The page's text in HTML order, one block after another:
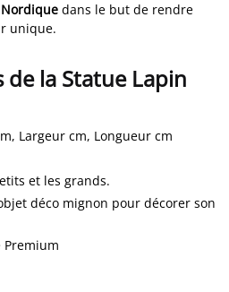
dans le but de rendre
unique.
la Statue Lapin
Largeur cm, Longueur cm
et les grands.
déco mignon pour décorer son
Premium